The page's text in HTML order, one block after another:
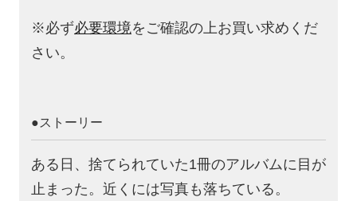
※必ず必要環境をご確認の上お買い求めくだ
さい。
●ストーリー
ある日、捨てられていた1冊のアルバムに目が
止まった。近くには写真も落ちている。